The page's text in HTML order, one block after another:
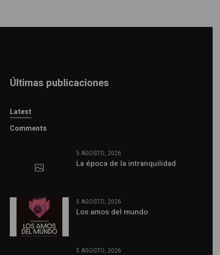
Últimas publicaciones
Latest
Comments
5 AGOSTO, 2026
La época de la intranquilidad
5 AGOSTO, 2026
Los amos del mundo
5 AGOSTO, 2026